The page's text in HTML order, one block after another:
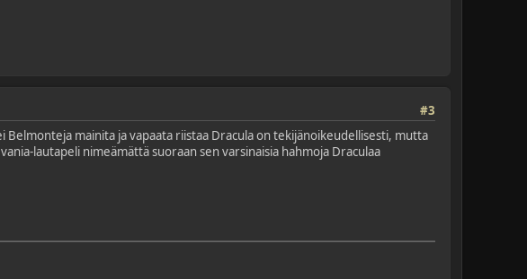
#3
Belmonteja mainita ja vapaata riistaa Dracula on tekijänoikeudellisesti, mutta
lautapeli nimeämättä suoraan sen varsinaisia hahmoja Draculaa